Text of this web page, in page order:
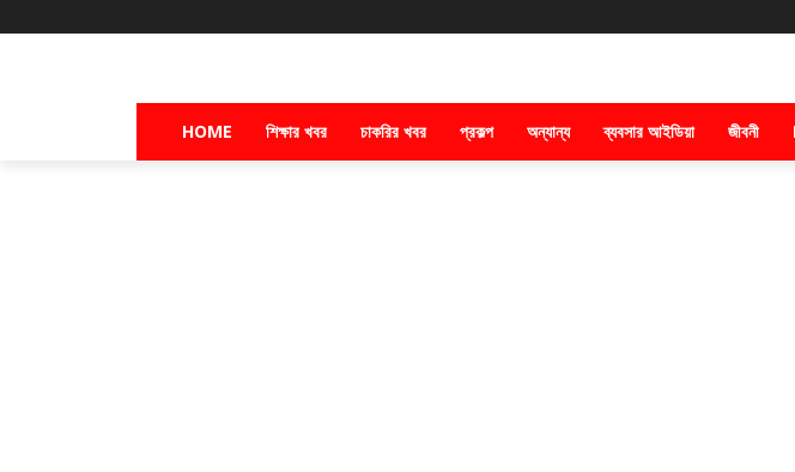
HOME শিক্ষার খবর চাকরির খবর প্রকল্প অন্যান্য ব্যবসার আইডিয়া জীবনী